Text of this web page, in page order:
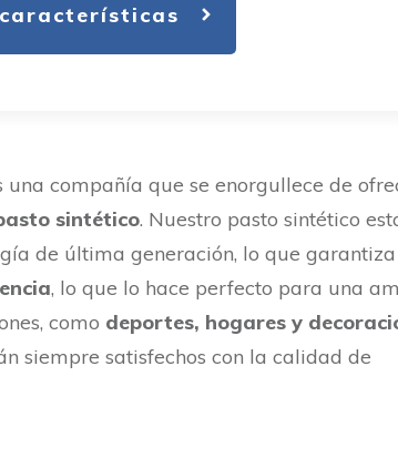
una compañía que se enorgullece de
sintético. Nuestro pasto sintético
de última generación, lo que garantiza
, lo que lo hace perfecto para una
como deportes, hogares y
siempre satisfechos con la calidad de